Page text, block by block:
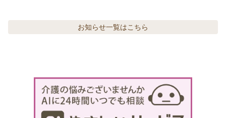
お知らせ一覧はこちら